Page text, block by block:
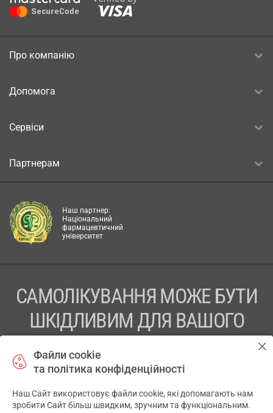
Про компанію
Допомога
Сервіси
Партнерам
Наш партнер:
Національний
фармацевтичний
університет
САМОЛІКУВАННЯ МОЖЕ БУТИ
ШКІДЛИВИМ ДЛЯ ВАШОГО
ПЕРЕД ЗАСТОСУВАННЯМ ПРЕПАРАТУ ПРОКОНСУЛЬТУЙТЕСЬ
Файли cookie
та політика конфіденційності
Наш Сайт використовує файли cookie, які допомагають нам
зробити Сайт більш швидким, зручним та функціональним.
✕